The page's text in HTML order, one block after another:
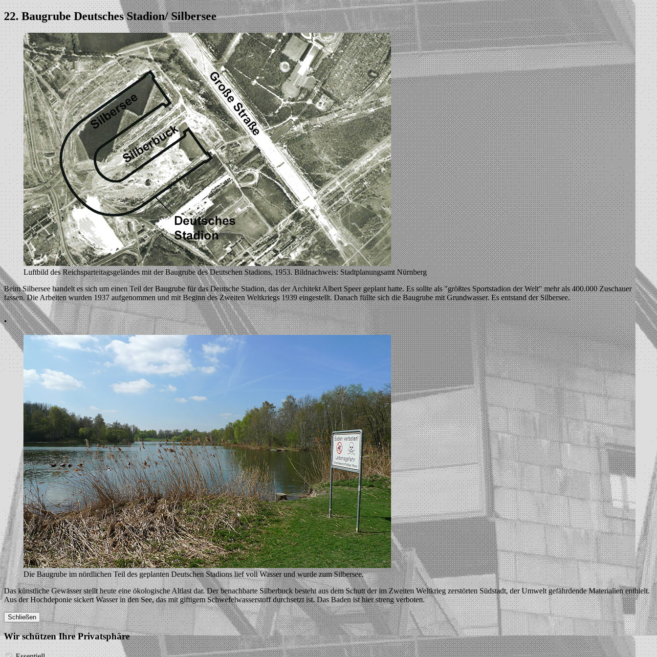
22. Baugrube Deutsches Stadion/ Silbersee
Luftbild des Reichsparteitagsgeländes mit der Baugrube des Deutschen Stadions, 1953. Bildnachweis: Stadtplanungsamt Nürnberg
Beim Silbersee handelt es sich um einen Teil der Baugrube für das Deutsche Stadion, das der Architekt Albert Speer geplant hatte. Es sollte als "größtes Sportstadion der Welt" mehr als 400.000 Zuschauer
fassen. Die Arbeiten wurden 1937 aufgenommen und mit Beginn des Zweiten Weltkriegs 1939 eingestellt. Danach füllte sich die Baugrube mit Grundwasser. Es entstand der Silbersee.
.
Die Baugrube im nördlichen Teil des geplanten Deutschen Stadions lief voll Wasser und wurde zum Silbersee.
Das künstliche Gewässer stellt heute eine ökologische Altlast dar. Der benachbarte Silberbuck besteht aus dem Schutt der im Zweiten Weltkrieg zerstörten Südstadt, der Umwelt gefährdende Materialien enthielt.
Aus der Hochdeponie sickert Wasser in den See, das mit giftigem Schwefelwasserstoff durchsetzt ist. Das Baden ist hier streng verboten.
Schließen
Wir schützen Ihre Privatsphäre